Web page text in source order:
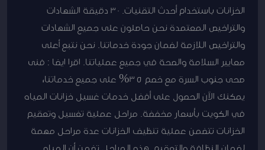
الخزانات باستخدام أحدث التقنيات. 30 دقيقة الشهادات
والتراخيص المعتمدة نحن حاصلون على جميع الشهادات
والتراخيص اللازمة لضمان جودة خدماتنا. نحن نتبع أعلى
معايير السلامة والصحة في جميع عملياتنا. اقرا ايضا : فنى
صحى جنوب السرة مع خصم 35% على جميع خدماتنا،
يمكنك الآن الحصول على أفضل خدمات غسيل خزانات المياه
في الكويت بأسعار مخفضة. مراحل عملية تغسيل وتعقيم
الخزانات تتضمن عملية تنظيف الخزانات عدة مراحل مهمة
لضمان النظافة والتعقيم. هذه المراحل تضمن أن المياه